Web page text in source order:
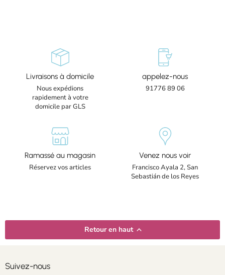
Livraisons à domicile
Nous expédions
rapidement à votre
domicile par GLS
appelez-nous
91776 89 06
Ramassé au magasin
Réservez vos articles
Venez nous voir
Francisco Ayala 2, San
Sebastián de los Reyes
Retour en haut
Suivez-nous